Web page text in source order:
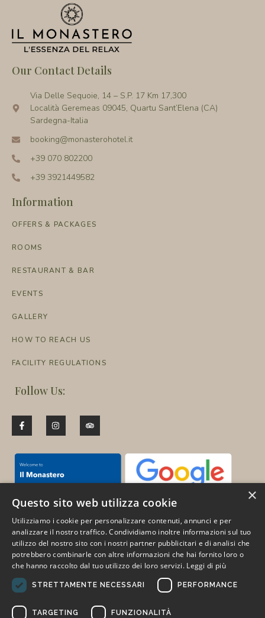
Our Contact Details
Via Delle Sequoie, 14 – S.P. 17 Km 17,300
Località Geremeas 09045, Quartu Sant’Elena (CA)
Sardegna-Italia
booking@monasterohotel.it
+39 070 802200
+39 3921449582
Information
OFFERS & PACKAGES
ROOMS
RESTAURANT & BAR
EVENTS
GALLERY
HOW TO REACH US
FACILITY REGULATIONS
Follow Us:
Pay for your trips in 3
convenient instalments with no interest:
×
Questo sito web utilizza cookie
Utilizziamo i cookie per personalizzare contenuti, annunci e per
analizzare il nostro traffico. Condividiamo inoltre informazioni sul tuo
utilizzo del nostro sito con i nostri partner pubblicitari e di analisi che
potrebbero combinarle con altre informazioni che hai fornito loro o
che hanno raccolto dal tuo utilizzo dei loro servizi. Leggi di più
STRETTAMENTE NECESSARI PERFORMANCE
TARGETING FUNZIONALITÀ